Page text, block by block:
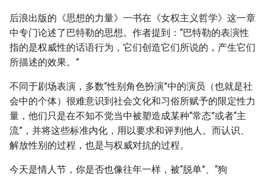
r
c
h
后浪出版的《思想的力量》一书在《女权主义哲学》这一章
中专门论述了巴特勒的思想。作者提到：“巴特勒的表演性
指的是权威性的话语行为，它们创造它们所说的，产生它们
所描述的效果。”
不同于剧场表演，多数“性别角色扮演”中的演员（也就是社
会中的个体）很难意识到社会文化和习俗所赋予的限定性力
量，他们只是在不知不觉当中被塑造成某种“常态”或者“主
流”，并将这些标准内化，用以要求和评判他人。而认识、
解放性别的过程，也是与权威对抗的过程。
今天是情人节，你是否也像往年一样，被“脱单”、“狗